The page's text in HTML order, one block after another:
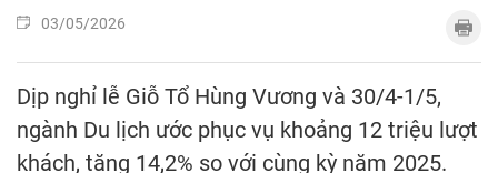
03/05/2026
Dịp nghỉ lễ Giỗ Tổ Hùng Vương và 30/4-1/5,
ngành Du lịch ước phục vụ khoảng 12 triệu lượt
khách, tăng 14,2% so với cùng kỳ năm 2025.